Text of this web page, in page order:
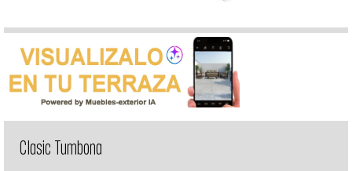
Clasic Tumbona